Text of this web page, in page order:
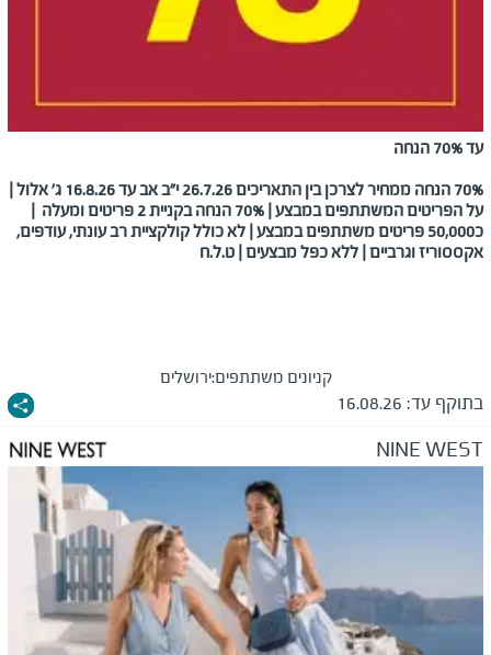
עד 70% הנחה
70% הנחה ממחיר לצרכן בין התאריכים 26.7.26 י"ב אב עד 16.8.26 ג' אלול |
על הפריטים המשתתפים במבצע | 70% הנחה בקניית 2 פריטים ומעלה |
כ50,000 פריטים משתתפים במבצע | לא כולל קולקציית רב עונתי, עודפים,
אקססוריז וגרביים | ללא כפל מבצעים | ט.ל.ח
קניונים משתתפים:ירושלים
בתוקף עד: 16.08.26
NINE WEST